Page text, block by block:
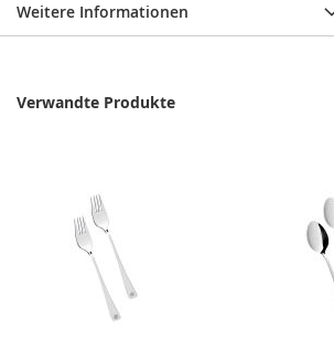
Weitere Informationen
Verwandte Produkte